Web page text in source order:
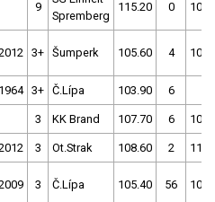
9
Spremberg
115.20 0
3+ Šumperk 105.60 4
1964 3+ Č.Lípa 103.90 6
3 KK Brand 107.70 6
3 Ot.Strak 108.60 2
3 Č.Lípa 105.40 56